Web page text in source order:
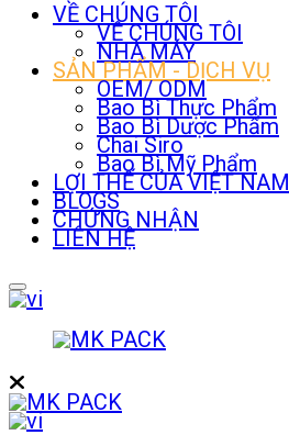
VỀ CHÚNG TÔI
VỀ CHÚNG TÔI
NHÀ MÁY
SẢN PHẨM - DỊCH VỤ
OEM/ ODM
Bao Bì Thực Phẩm
Bao Bì Dược Phẩm
Chai Siro
Bao Bì Mỹ Phẩm
LỢI THẾ CỦA VIỆT NAM
BLOGS
CHỨNG NHẬN
LIÊN HỆ